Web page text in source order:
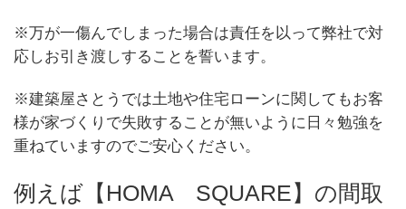
※万が一傷んでしまった場合は責任を以って弊社で対
応しお引き渡しすることを誓います。
※建築屋さとうでは土地や住宅ローンに関してもお客
様が家づくりで失敗することが無いように日々勉強を
重ねていますのでご安心ください。
例えば【HOMA SQUARE】の間取